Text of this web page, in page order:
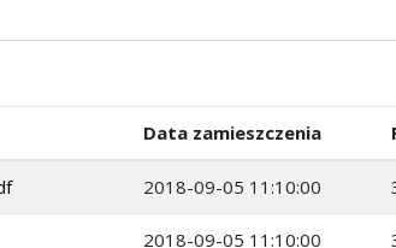
Data zamieszczenia
2018-09-05 11:10:00
2018-09-05 11:10:00